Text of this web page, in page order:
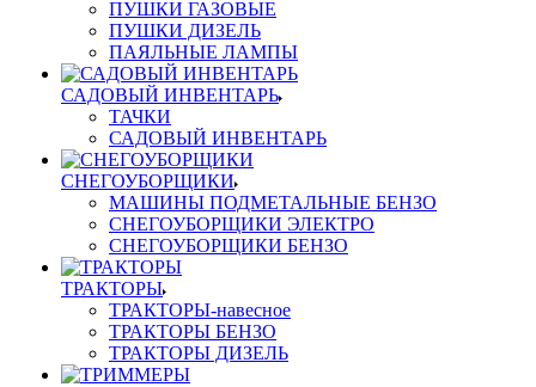
ПУШКИ ГАЗОВЫЕ
ПУШКИ ДИЗЕЛЬ
ПАЯЛЬНЫЕ ЛАМПЫ
САДОВЫЙ ИНВЕНТАРЬ
ТАЧКИ
САДОВЫЙ ИНВЕНТАРЬ
СНЕГОУБОРЩИКИ
МАШИНЫ ПОДМЕТАЛЬНЫЕ БЕНЗО
СНЕГОУБОРЩИКИ ЭЛЕКТРО
СНЕГОУБОРЩИКИ БЕНЗО
ТРАКТОРЫ
ТРАКТОРЫ-навесное
ТРАКТОРЫ БЕНЗО
ТРАКТОРЫ ДИЗЕЛЬ